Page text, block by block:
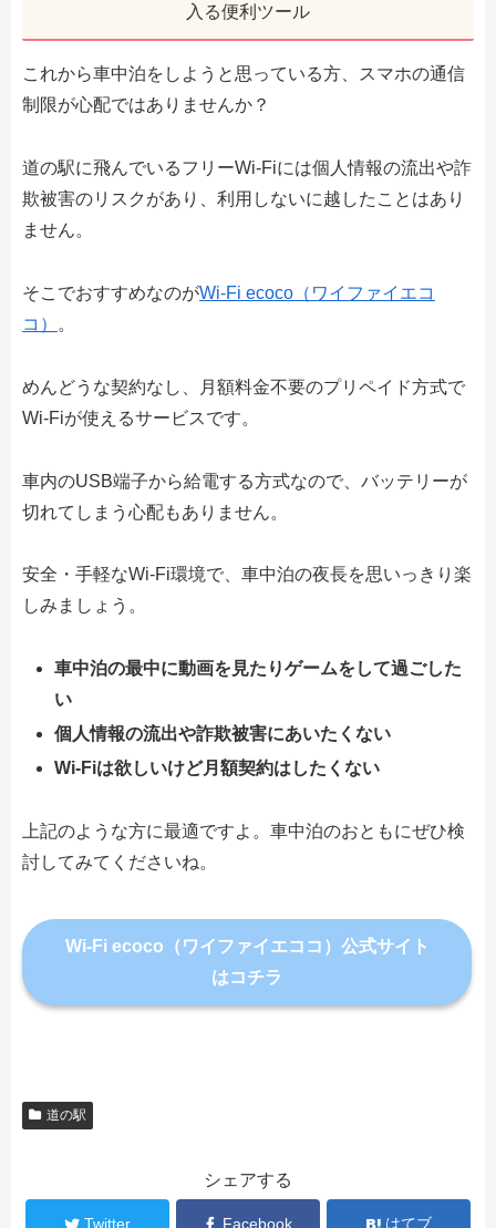
入る便利ツール
これから車中泊をしようと思っている方、スマホの通信
制限が心配ではありませんか？
道の駅に飛んでいるフリーWi-Fiには個人情報の流出や詐
欺被害のリスクがあり、利用しないに越したことはあり
ません。
そこでおすすめなのがWi-Fi ecoco（ワイファイエコ
コ）
。
めんどうな契約なし、月額料金不要のプリペイド方式で
Wi-Fiが使えるサービスです。
車内のUSB端子から給電する方式なので、バッテリーが
切れてしまう心配もありません。
安全・手軽なWi-Fi環境で、車中泊の夜長を思いっきり楽
しみましょう。
車中泊の最中に動画を見たりゲームをして過ごした
い
個人情報の流出や詐欺被害にあいたくない
Wi-Fiは欲しいけど月額契約はしたくない
上記のような方に最適ですよ。車中泊のおともにぜひ検
討してみてくださいね。
Wi-Fi ecoco（ワイファイエココ）公式サイト
はコチラ
道の駅
シェアする
Twitter Facebook はてブ